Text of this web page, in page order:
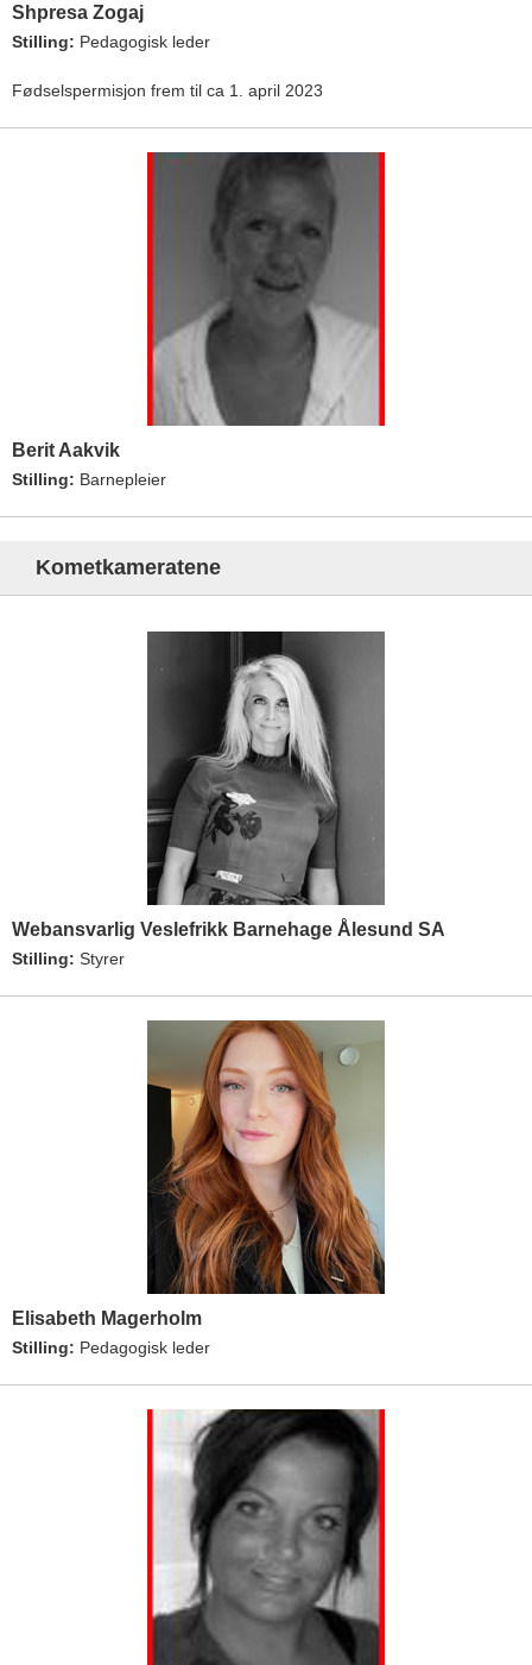
Shpresa Zogaj
Stilling: Pedagogisk leder
Fødselspermisjon frem til ca 1. april 2023
Berit Aakvik
Stilling: Barnepleier
Kometkameratene
Webansvarlig Veslefrikk Barnehage Ålesund SA
Stilling: Styrer
Elisabeth Magerholm
Stilling: Pedagogisk leder